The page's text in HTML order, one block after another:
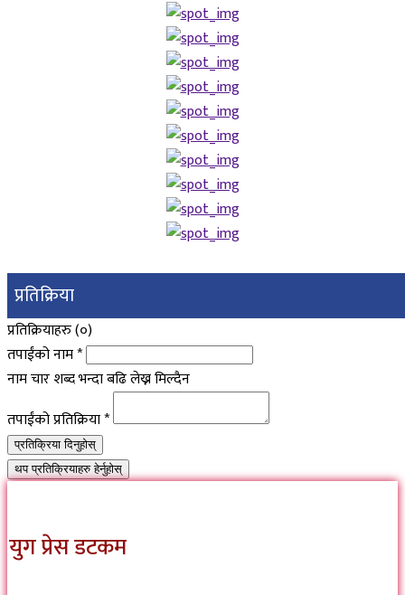
प्रतिक्रिया
प्रतिक्रियाहरु (०)
तपाईंको नाम*
नाम चार शब्द भन्दा बढि लेख्न मिल्दैन
तपाईंको प्रतिक्रिया*
प्रतिक्रिया दिनुहोस्
थप प्रतिक्रियाहरु हेर्नुहोस्
युग प्रेस डटकम